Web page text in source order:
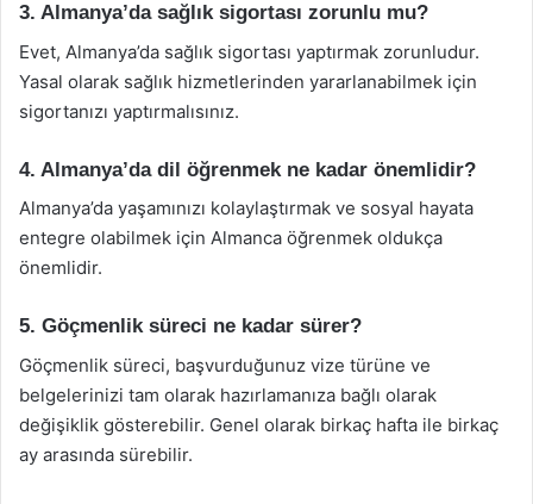
3. Almanya’da sağlık sigortası zorunlu mu?
Evet, Almanya’da sağlık sigortası yaptırmak zorunludur.
Yasal olarak sağlık hizmetlerinden yararlanabilmek için
sigortanızı yaptırmalısınız.
4. Almanya’da dil öğrenmek ne kadar önemlidir?
Almanya’da yaşamınızı kolaylaştırmak ve sosyal hayata
entegre olabilmek için Almanca öğrenmek oldukça
önemlidir.
5. Göçmenlik süreci ne kadar sürer?
Göçmenlik süreci, başvurduğunuz vize türüne ve
belgelerinizi tam olarak hazırlamanıza bağlı olarak
değişiklik gösterebilir. Genel olarak birkaç hafta ile birkaç
ay arasında sürebilir.